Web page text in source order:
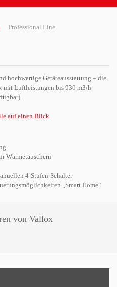
Professional Line
hochwertige Geräteausstattung – die
mit Luftleistungen bis 930 m3/h
auf einen Blick
Wärmetauschern
4-Stufen-Schalter
„Smart Home“
von Vallox